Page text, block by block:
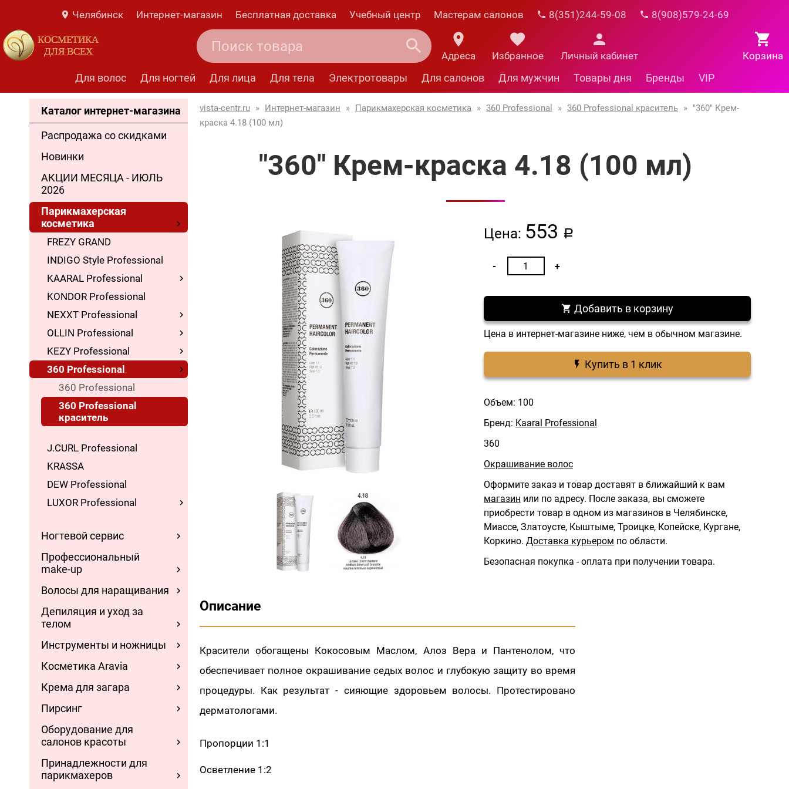
Челябинск Интернет-магазин Бесплатная доставка Учебный центр Мастерам салонов 8(351)244-59-08 8(908)579-24-69
КОСМЕТИКА
ДЛЯ ВСЕХ
Корзина
Адреса Избранное Личный кабинет
Для волос Для ногтей Для лица Для тела Электротовары Для салонов Для мужчин Товары дня Бренды VIP
Каталог интернет-магазина
Распродажа со скидками
Новинки
АКЦИИ МЕСЯЦА - ИЮЛЬ
2026
Парикмахерская
косметика
FREZY GRAND
INDIGO Style Professional
KAARAL Professional
KONDOR Professional
NEXXT Professional
OLLIN Professional
KEZY Professional
360 Professional
360 Professional
360 Professional
краситель
J.CURL Professional
KRASSA
DEW Professional
LUXOR Professional
Ногтевой сервис
Профессиональный
make-up
Волосы для наращивания
Депиляция и уход за
телом
Инструменты и ножницы
Косметика Aravia
Крема для загара
Пирсинг
Оборудование для
салонов красоты
Принадлежности для
парикмахеров
vista-centr.ru » Интернет-магазин » Парикмахерская косметика » 360 Professional » 360 Professional краситель » "360" Крем-
краска 4.18 (100 мл)
"360" Крем-краска 4.18 (100 мл)
Цена: 553 a
Добавить в корзину
Цена в интернет-магазине ниже, чем в обычном магазине.
Купить в 1 клик
Объем: 100
Бренд: Kaaral Professional
360
Окрашивание волос
Оформите заказ и товар доставят в ближайший к вам
магазин или по адресу. После заказа, вы сможете
приобрести товар в одном из магазинов в Челябинске,
Миассе, Златоусте, Кыштыме, Троицке, Копейске, Кургане,
Коркино. Доставка курьером по области.
Безопасная покупка - оплата при получении товара.
Описание
Красители обогащены Кокосовым Маслом, Алоз Вера и Пантенолом, что
обеспечивает полное окрашивание седых волос и глубокую защиту во время
процедуры. Как результат - сияющие здоровьем волосы. Протестировано
дерматологами.
Пропорции 1:1
Осветление 1:2